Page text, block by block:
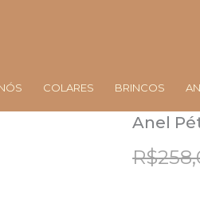
COLARES BRINCOS
Anel
R$